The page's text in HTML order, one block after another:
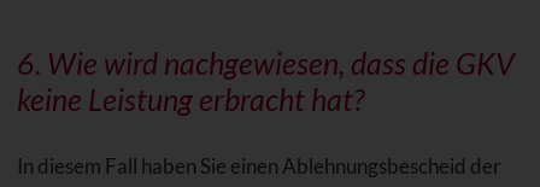
6. Wie wird nachgewiesen, dass die GKV
keine Leistung erbracht hat?
In diesem Fall haben Sie einen Ablehnungsbescheid der